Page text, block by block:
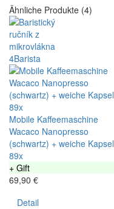
Ähnliche Produkte (4)
89x
Mobile Kaffeemaschine
Wacaco Nanopresso
(schwartz) + weiche Kapsel
89x
+ Gift
69,90 €
Detail